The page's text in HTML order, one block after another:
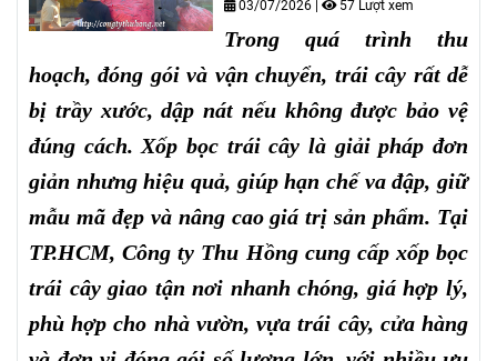
03/07/2026 | 57 Lượt xem
Trong quá trình thu
hoạch, đóng gói và vận chuyển, trái cây rất dễ
bị trầy xước, dập nát nếu không được bảo vệ
đúng cách. Xốp bọc trái cây là giải pháp đơn
giản nhưng hiệu quả, giúp hạn chế va đập, giữ
mẫu mã đẹp và nâng cao giá trị sản phẩm. Tại
TP.HCM, Công ty Thu Hồng cung cấp xốp bọc
trái cây giao tận nơi nhanh chóng, giá hợp lý,
phù hợp cho nhà vườn, vựa trái cây, cửa hàng